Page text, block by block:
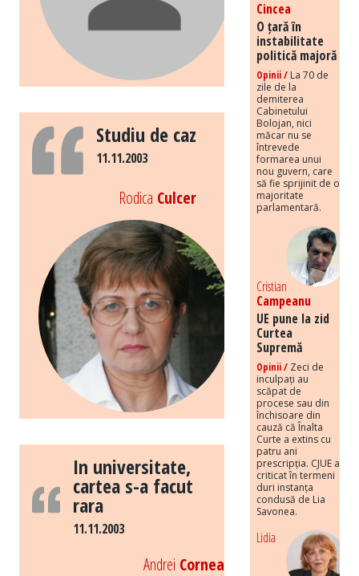
Studiu de caz
11.11.2003
Rodica Culcer
In universitate,
cartea s-a facut
rara
11.11.2003
Andrei Cornea
Cincea
O țară în
instabilitate
politică majoră
Opinii / La 70 de
zile de la
demiterea
Cabinetului
Bolojan, nici
măcar nu se
întrevede
formarea unui
nou guvern, care
să fie sprijinit de o
majoritate
parlamentară.
Cristian
Campeanu
UE pune la zid
Curtea
Supremă
Opinii / Zeci de
inculpați au
scăpat de
procese sau din
închisoare din
cauză că Înalta
Curte a extins cu
patru ani
prescripția. CJUE a
criticat în termeni
duri instanța
condusă de Lia
Savonea.
Lidia